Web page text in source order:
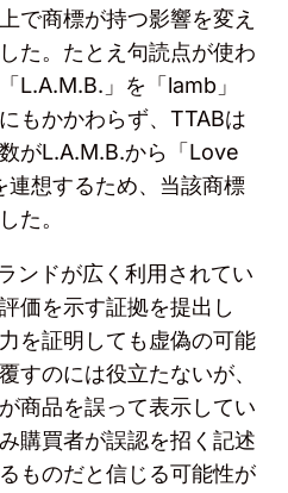
で商標が持つ影響を変え
た。たとえ句読点が使わ
L.A.M.B. 」を「 lamb 」
もかかわらず、 TTABは
がL.A.M.B.から「 Love
連想するため、当該商標
た。
ンドが広く利用されてい
価を示す証拠を提出し
を証明しても虚偽の可能
すのには役立たないが、
商品を誤って表示してい
購買者が誤認を招く記述
ものだと信じる可能性が